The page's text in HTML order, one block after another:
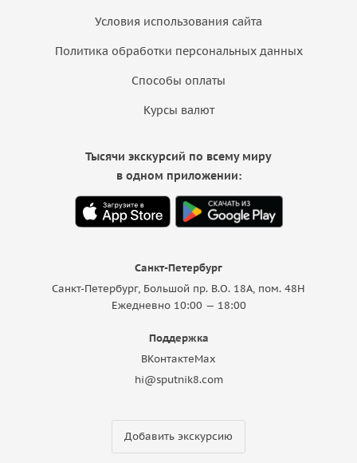
Условия использования сайта
Политика обработки персональных данных
Способы оплаты
Курсы валют
Санкт-Петербург
Санкт-Петербург, Большой пр. В.О. 18A, пом. 48Н
Ежедневно 10:00 — 18:00
Поддержка
ВКонтактеMax
hi@sputnik8.com
Добавить экскурсию
Тысячи экскурсий по всему миру
в одном приложении: